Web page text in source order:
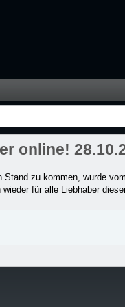
online!
zu kommen, wurde
für alle Liebhaber